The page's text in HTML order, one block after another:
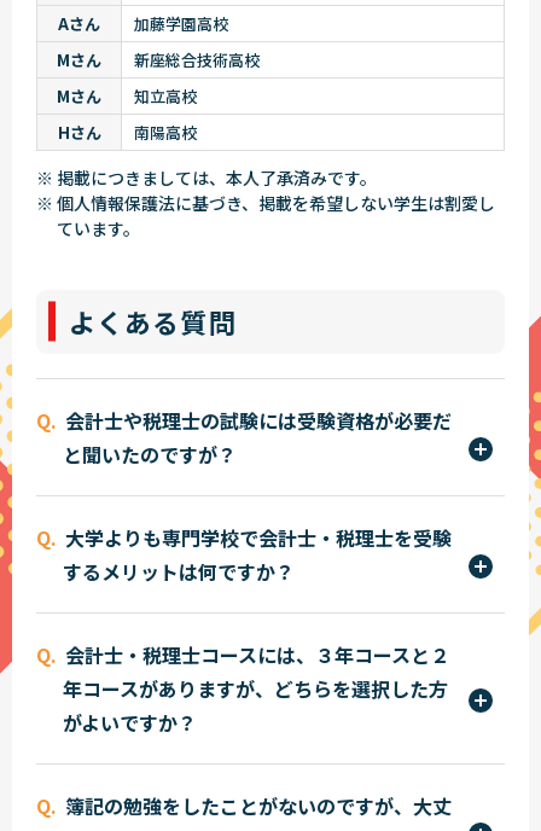
Aさん
加藤学園高校
Mさん
新座総合技術高校
Mさん
知立高校
Hさん
南陽高校
※ 掲載につきましては、本人了承済みです。
※ 個人情報保護法に基づき、掲載を希望しない学生は割愛し
ています。
よくある質問
会計士や税理士の試験には受験資格が必要だ
と聞いたのですが？
でもチャレンジできます。税理士試験は会計科目
（簿記論・財務諸表論）については受験資格を必
要としませんが、税法科目については日商簿記1級
又は全経簿記上級合格が受験資格となります。ま
た、本学の2年制以上の学科コースを卒業すると受
験資格が与えられます。
大学よりも専門学校で会計士・税理士を受験
するメリットは何ですか？
上級の取得をめざします。この検定に1年次に合格
すると税理士試験（税法科目）の受験資格を得る
ばかりでなく、会計士試験の合格への近道にもな
っています。したがって大学生の現役合格は難しい
のが現状ですが、本学の学生から毎年のように現
会計士・税理士コースには、３年コースと２
年コースがありますが、どちらを選択した方
がよいですか？
格、税理士５科目一括合格など短期合格のシステ
簿記の勉強をしたことがないのですが、大丈